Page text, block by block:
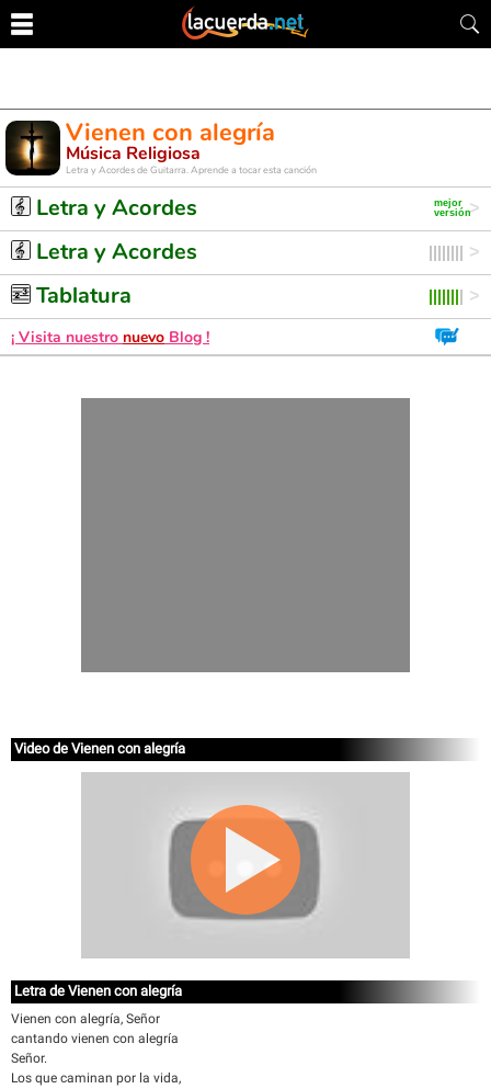
Vienen con alegría
Música Religiosa
Letra y Acordes de Guitarra. Aprende a tocar esta canción
Letra y Acordes
Letra y Acordes
Tablatura
¡ Visita nuestro nuevo Blog !
Video de Vienen con alegría
Letra de Vienen con alegría
Vienen con alegría, Señor
cantando vienen con alegría
Señor.
Los que caminan por la vida,